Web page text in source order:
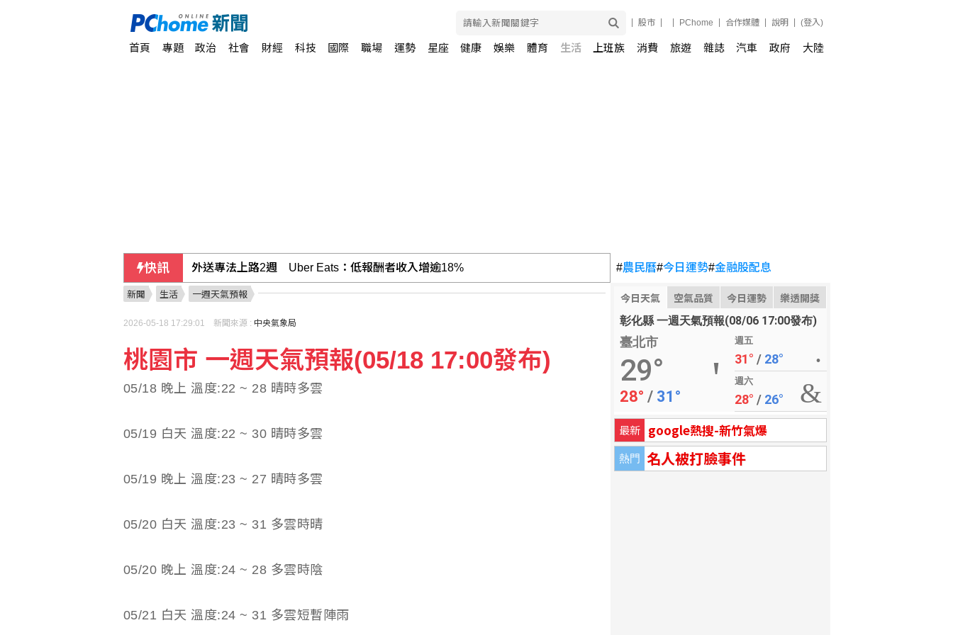
股市 PChome 合作媒體 說明 (登入)
首頁 專題 政治 社會 財經 科技 國際 職場 運勢 星座 健康 娛樂 體育 生活 上班族 消費 旅遊 雜誌 汽車 政府 大陸
快訊 外送專法上路2週 Uber Eats：低報酬者收入增逾18%
【國中生割頸案】被害少年「楊承勳」名字獲公開 楊父提撥550萬善款設獎學金
#農民曆#今日運勢#金融股配息
今日天氣 空氣品質 今日運勢 樂透開獎
彰化縣 一週天氣預報(08/06 17:00發布)
臺北市
29°
28° / 31°
週五
31° / 28°
週六
28° / 26°
最新 google熱搜-新竹氣爆
熱門 名人被打臉事件
新聞 生活 一週天氣預報
2026-05-18 17:29:01 新聞來源 : 中央氣象局
桃園市 一週天氣預報(05/18 17:00發布)
05/18 晚上 溫度:22 ~ 28 晴時多雲
05/19 白天 溫度:22 ~ 30 晴時多雲
05/19 晚上 溫度:23 ~ 27 晴時多雲
05/20 白天 溫度:23 ~ 31 多雲時晴
05/20 晚上 溫度:24 ~ 28 多雲時陰
05/21 白天 溫度:24 ~ 31 多雲短暫陣雨